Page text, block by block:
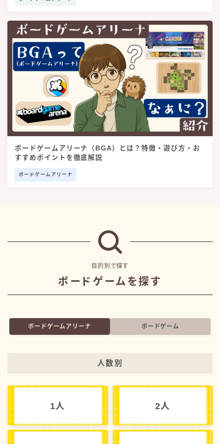
ボードゲームアリーナ（BGA）とは？特徴・遊び方・お
すすめポイントを徹底解説
ボードゲームアリーナ
目的別で探す
ボードゲームを探す
ボードゲームアリーナ ボードゲーム
人数別
1人 2人